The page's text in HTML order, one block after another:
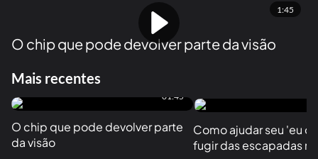
1:45
O chip que pode devolver parte da visão
Mais recentes
01:45
O chip que pode devolver parte
da visão
Como ajudar seu 'eu
fugir das escapadas